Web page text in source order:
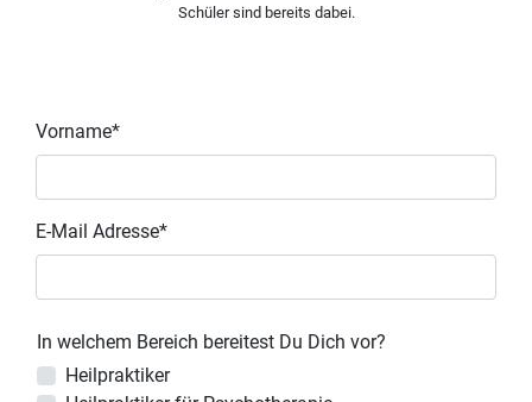
Schüler sind bereits dabei.
Vorname*
E-Mail Adresse*
In welchem Bereich bereitest Du Dich vor?
Heilpraktiker